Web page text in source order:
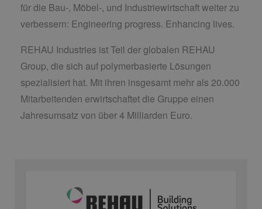
für die Bau-, Möbel-, und Industriewirtschaft weiter zu
verbessern: Engineering progress. Enhancing lives.
REHAU Industries ist Teil der globalen REHAU
Group, die sich auf polymerbasierte Lösungen
spezialisiert hat. Mit ihren insgesamt mehr als 20.000
Mitarbeitenden erwirtschaftet die Gruppe einen
Jahresumsatz von über 4 Milliarden Euro.